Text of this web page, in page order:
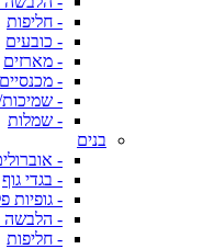
- חליפות
- כובעים
- מארזים
- מכנסיים
-
- שמלות
בנים
-
- בגדי גוף
- גופיות
- הלבשה
- חליפות